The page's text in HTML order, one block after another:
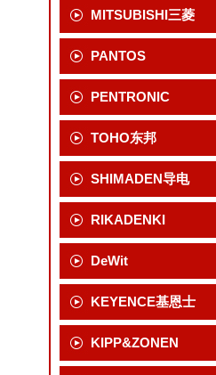
MITSUBISHI三菱
PANTOS
PENTRONIC
TOHO东邦
SHIMADEN导电
RIKADENKI
DeWit
KEYENCE基恩士
KIPP&ZONEN